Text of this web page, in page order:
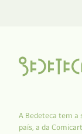
A Bedeteca tem a
país, a da